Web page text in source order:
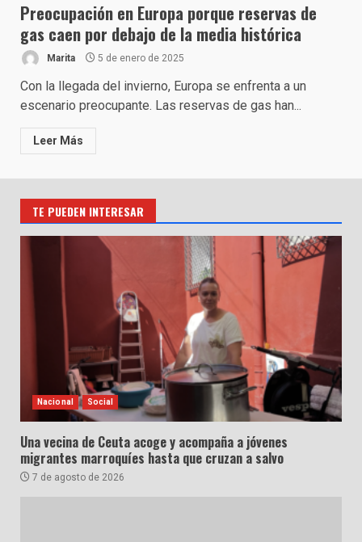
Preocupación en Europa porque reservas de
gas caen por debajo de la media histórica
Marita 5 de enero de 2025
Con la llegada del invierno, Europa se enfrenta a un
escenario preocupante. Las reservas de gas han...
Leer Más
TE PUEDEN INTERESAR
Nacional Social
Una vecina de Ceuta acoge y acompaña a jóvenes
migrantes marroquíes hasta que cruzan a salvo
7 de agosto de 2026